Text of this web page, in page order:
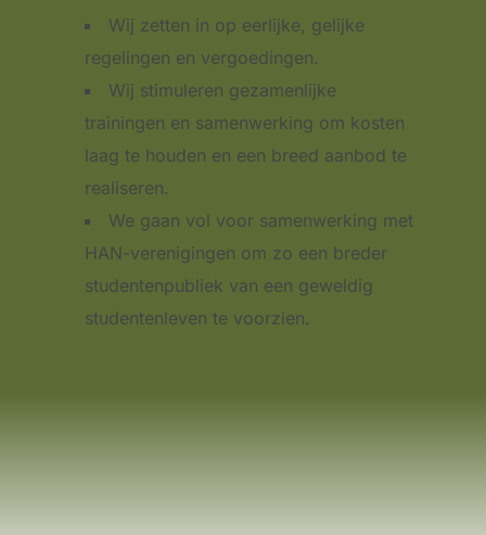
Wij zetten in op eerlijke, gelijke
regelingen en vergoedingen.
Wij stimuleren gezamenlijke
trainingen en samenwerking om kosten
laag te houden en een breed aanbod te
realiseren.
We gaan vol voor samenwerking met
HAN-verenigingen om zo een breder
studentenpubliek van een geweldig
studentenleven te voorzien.